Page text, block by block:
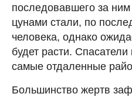
последовавшего за
цунами стали, по
человека, однако
будет расти.
самые отдаленные
Большинство жертв